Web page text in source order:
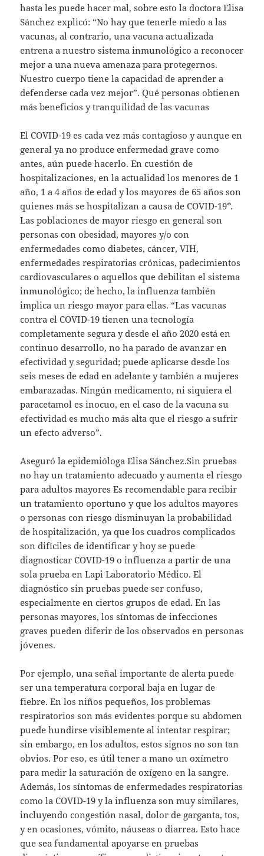
hasta les puede hacer mal, sobre esto la doctora Elisa
Sánchez explicó: “No hay que tenerle miedo a las
vacunas, al contrario, una vacuna actualizada
entrena a nuestro sistema inmunológico a reconocer
mejor a una nueva amenaza para protegernos.
Nuestro cuerpo tiene la capacidad de aprender a
defenderse cada vez mejor”. Qué personas obtienen
más beneficios y tranquilidad de las vacunas
El COVID-19 es cada vez más contagioso y aunque en
general ya no produce enfermedad grave como
antes, aún puede hacerlo. En cuestión de
hospitalizaciones, en la actualidad los menores de 1
año, 1 a 4 años de edad y los mayores de 65 años son
quienes más se hospitalizan a causa de COVID-19*.
Las poblaciones de mayor riesgo en general son
personas con obesidad, mayores y/o con
enfermedades como diabetes, cáncer, VIH,
enfermedades respiratorias crónicas, padecimientos
cardiovasculares o aquellos que debilitan el sistema
inmunológico; de hecho, la influenza también
implica un riesgo mayor para ellas. “Las vacunas
contra el COVID-19 tienen una tecnología
completamente segura y desde el año 2020 está en
continuo desarrollo, no ha parado de avanzar en
efectividad y seguridad; puede aplicarse desde los
seis meses de edad en adelante y también a mujeres
embarazadas. Ningún medicamento, ni siquiera el
paracetamol es inocuo, en el caso de la vacuna su
efectividad es mucho más alta que el riesgo a sufrir
un efecto adverso”.
Aseguró la epidemióloga Elisa Sánchez.Sin pruebas
no hay un tratamiento adecuado y aumenta el riesgo
para adultos mayores Es recomendable para recibir
un tratamiento oportuno y que los adultos mayores
o personas con riesgo disminuyan la probabilidad
de hospitalización, ya que los cuadros complicados
son difíciles de identificar y hoy se puede
diagnosticar COVID-19 o influenza a partir de una
sola prueba en Lapi Laboratorio Médico. El
diagnóstico sin pruebas puede ser confuso,
especialmente en ciertos grupos de edad. En las
personas mayores, los síntomas de infecciones
graves pueden diferir de los observados en personas
jóvenes.
Por ejemplo, una señal importante de alerta puede
ser una temperatura corporal baja en lugar de
fiebre. En los niños pequeños, los problemas
respiratorios son más evidentes porque su abdomen
puede hundirse visiblemente al intentar respirar;
sin embargo, en los adultos, estos signos no son tan
obvios. Por eso, es útil tener a mano un oxímetro
para medir la saturación de oxígeno en la sangre.
Además, los síntomas de enfermedades respiratorias
como la COVID-19 y la influenza son muy similares,
incluyendo congestión nasal, dolor de garganta, tos,
y en ocasiones, vómito, náuseas o diarrea. Esto hace
que sea fundamental apoyarse en pruebas